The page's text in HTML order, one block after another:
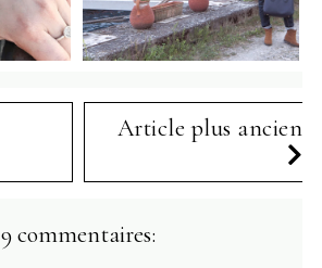
Article plus ancien
9 commentaires: